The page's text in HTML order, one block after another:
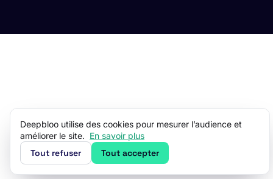
Deepbloo utilise des cookies pour mesurer l’audience et
améliorer le site. En savoir plus
Tout refuser Tout accepter